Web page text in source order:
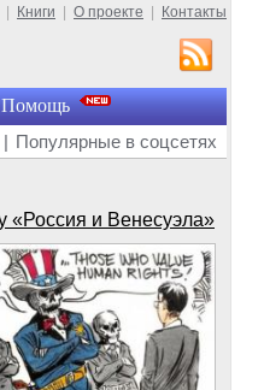
Книги О проекте Контакты
Помощь
| Популярные в соцсетях
«Россия и Венесуэла»